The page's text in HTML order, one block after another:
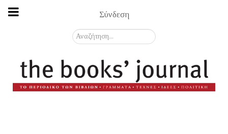
Σύνδεση
Αναζήτηση...